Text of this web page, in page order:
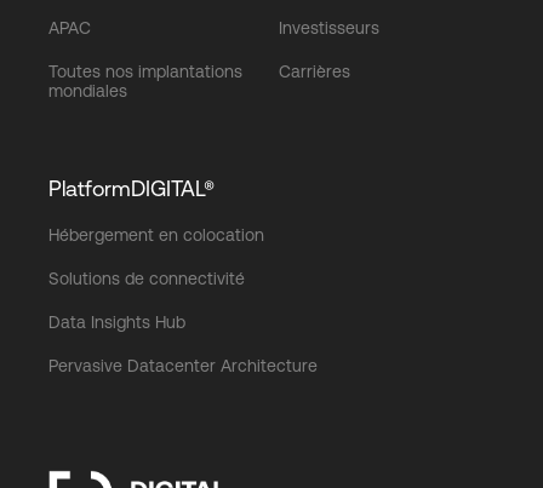
APAC
Toutes nos implantations
mondiales
Investisseurs
Carrières
PlatformDIGITAL®
Hébergement en colocation
Solutions de connectivité
Data Insights Hub
Pervasive Datacenter Architecture